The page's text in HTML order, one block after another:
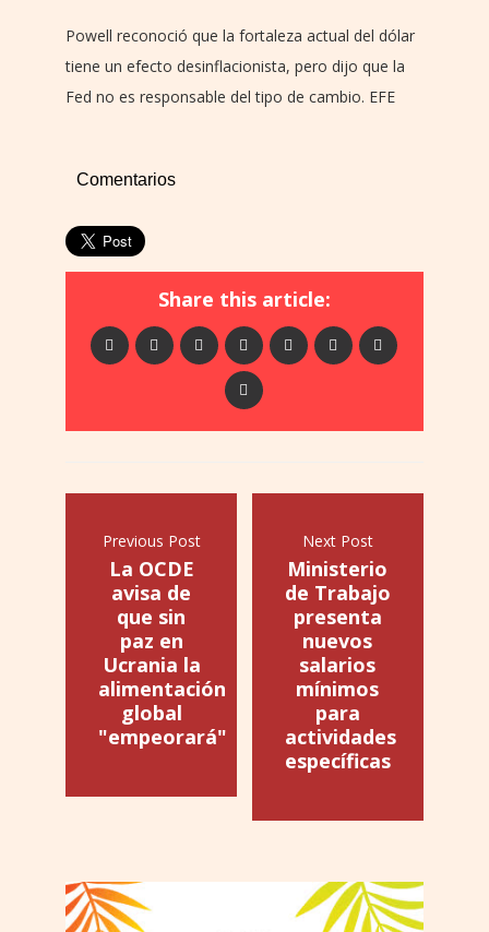
Powell reconoció que la fortaleza actual del dólar
tiene un efecto desinflacionista, pero dijo que la
Fed no es responsable del tipo de cambio. EFE
Comentarios
Share this article:
Previous Post
La OCDE
avisa de
que sin
paz en
Ucrania la
alimentación
global
"empeorará"
Next Post
Ministerio
de Trabajo
presenta
nuevos
salarios
mínimos
para
actividades
específicas